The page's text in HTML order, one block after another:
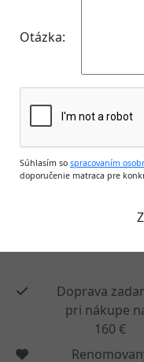
Otázka:
Súhlasím so spracovaním
doporučenie matraca pre
Doprava
pri nákupe
160 €